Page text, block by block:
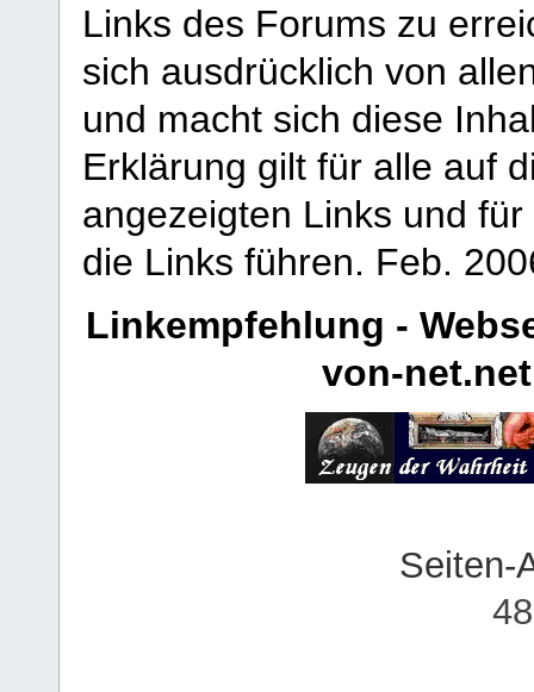
Links des Forums zu
sich ausdrücklich von
und macht sich diese
Erklärung gilt für alle auf
angezeigten Links und
die Links führen. Feb.
Linkempfehlung -
von-net.net
Seiten-